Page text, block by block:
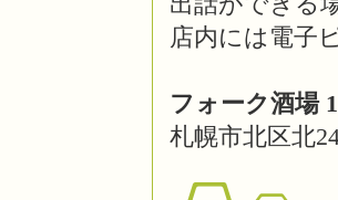
店内には電子
フォーク酒場
札幌市北区北